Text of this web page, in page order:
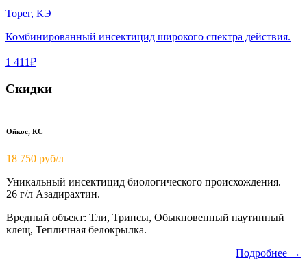
Торег, КЭ
Комбинированный инсектицид широкого спектра действия.
1 411₽
Скидки
Ойкос, КС
18 750 руб/л
Уникальный инсектицид биологического происхождения.
26 г/л Азадирахтин.
Вредный объект: Тли, Трипсы, Обыкновенный паутинный
клещ, Тепличная белокрылка.
Подробнее →